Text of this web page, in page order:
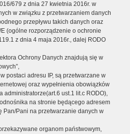
679 z dnia 27 kwietnia 2016r. w
w związku z przetwarzaniem danych
przepływu takich danych oraz
(ogólne rozporządzenie o ochronie
z dnia 4 maja 2016r., dalej RODO
Ochrony Danych znajdują się w
postaci adresu IP, są przetwarzane w
oraz wypełnienia obowiązków
administratorze(art.6 ust.1 lit.c RODO),
na stronie będącego adresem
Pan/Pani na przetwarzanie danych w
organom państwowym,